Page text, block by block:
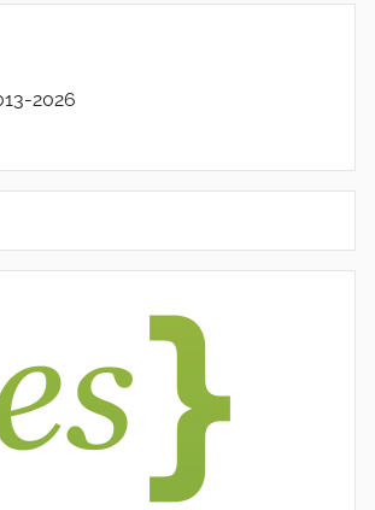
2026